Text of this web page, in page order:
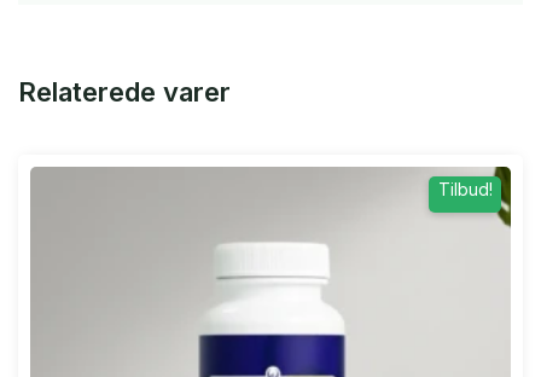
Relaterede varer
Tilbud!